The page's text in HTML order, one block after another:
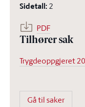
Sidetall: 2
PDF
Tilhører sak
Trygdeoppgjeret
Gå til saker